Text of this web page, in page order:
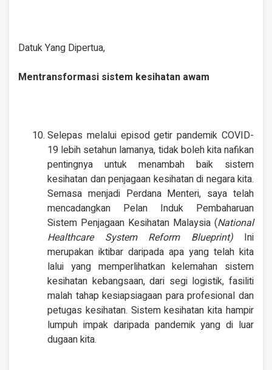
Datuk Yang Dipertua,
Mentransformasi sistem kesihatan awam
Selepas melalui episod getir pandemik COVID-
19 lebih setahun lamanya, tidak boleh kita nafikan
pentingnya untuk menambah baik sistem
kesihatan dan penjagaan kesihatan di negara kita.
Semasa menjadi Perdana Menteri, saya telah
mencadangkan Pelan Induk Pembaharuan
Sistem Penjagaan Kesihatan Malaysia (National
Healthcare System Reform Blueprint) Ini
merupakan iktibar daripada apa yang telah kita
lalui yang memperlihatkan kelemahan sistem
kesihatan kebangsaan, dari segi logistik, fasiliti
malah tahap kesiapsiagaan para profesional dan
petugas kesihatan. Sistem kesihatan kita hampir
lumpuh impak daripada pandemik yang di luar
dugaan kita.